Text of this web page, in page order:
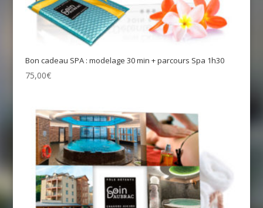
Bon cadeau SPA : modelage 30 min + parcours Spa 1h30
75,00€